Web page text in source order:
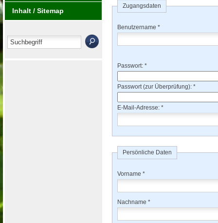
Inhalt / Sitemap
Zugangsdaten
Benutzername *
Passwort: *
Passwort (zur Überprüfung): *
E-Mail-Adresse: *
Persönliche Daten
Vorname *
Nachname *